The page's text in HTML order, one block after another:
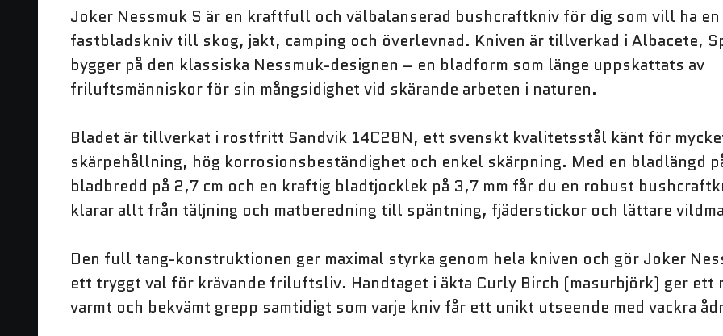
Joker Nessmuk S är en kraftfull och välbalanserad bushcraftkniv för dig som vill ha
fastbladskniv till skog, jakt, camping och överlevnad. Kniven är tillverkad i Albacete,
bygger på den klassiska Nessmuk-designen – en bladform som länge uppskattats av
friluftsmänniskor för sin mångsidighet vid skärande arbeten i naturen.
Bladet är tillverkat i rostfritt Sandvik 14C28N, ett svenskt kvalitetsstål känt för
skärpehållning, hög korrosionsbeständighet och enkel skärpning. Med en bladlängd
bladbredd på 2,7 cm och en kraftig bladtjocklek på 3,7 mm får du en robust
klarar allt från täljning och matberedning till späntning, fjäderstickor och lättare
Den full tang-konstruktionen ger maximal styrka genom hela kniven och gör Joker
ett tryggt val för krävande friluftsliv. Handtaget i äkta Curly Birch (masurbjörk) ger ett
varmt och bekvämt grepp samtidigt som varje kniv får ett unikt utseende med vackra